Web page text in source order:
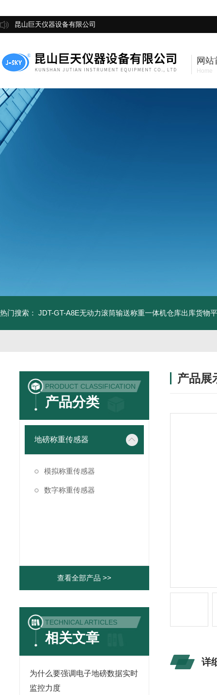
昆山巨天仪器设备有限公司
网站
Home
热门搜索： JDT-GT-A8E无动力滚筒输送称重一体机仓库出库货物
PRODUCT CLASSIFICATION
产品分类
地磅称重传感器
模拟称重传感器
数字称重传感器
查看全部产品 >>
TECHNICAL ARTICLES
相关文章
为什么要强调电子地磅数据实时
监控力度
产品展
详